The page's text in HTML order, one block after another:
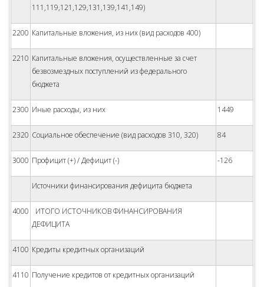
111,119,121,129,131,139,141,149)
2200 Капитальные вложения, из них (вид расходов 400)
2210 Капитальные вложения, осуществленные за счет
безвозмездных поступлений из федерального
бюджета
2300 Иные расходы, из них 1449
2320 Социальное обеспечение (вид расходов 310, 320) 84
3000 Профицит (+) / Дефицит (-) -126
Источники финансирования дефицита бюджета
4000
ИТОГО ИСТОЧНИКОВ ФИНАНСИРОВАНИЯ
ДЕФИЦИТА
4100 Кредиты кредитных организаций
4110 Получение кредитов от кредитных организаций